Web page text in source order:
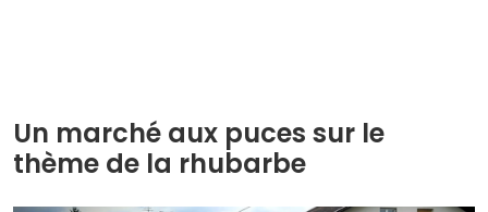
Un marché aux puces sur le
thème de la rhubarbe